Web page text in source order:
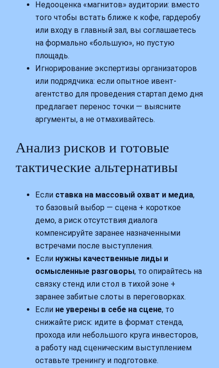
Недооценка «магнитов» аудитории: вместо
того чтобы встать ближе к кофе, гардеробу
или входу в главный зал, вы соглашаетесь
на формально «большую», но пустую
площадь.
Игнорирование экспертизы организаторов
или подрядчика: если опытное ивент-
агентство для проведения стартап демо дня
предлагает перенос точки — выясните
аргументы, а не отмахивайтесь.
Анализ рисков и готовые
тактические альтернативы
Если ставка на массовый охват и медиа,
то базовый выбор — сцена + короткое
демо, а риск отсутствия диалога
компенсируйте заранее назначенными
встречами после выступления.
Если нужны качественные лиды и
осмысленные разговоры, то опирайтесь на
связку стенд или стол в тихой зоне +
заранее забитые слоты в переговорках.
Если не уверены в себе на сцене, то
снижайте риск: идите в формат стенда,
прохода или небольшого круга инвесторов,
а работу над сценическим выступлением
оставьте тренингу и подготовке.